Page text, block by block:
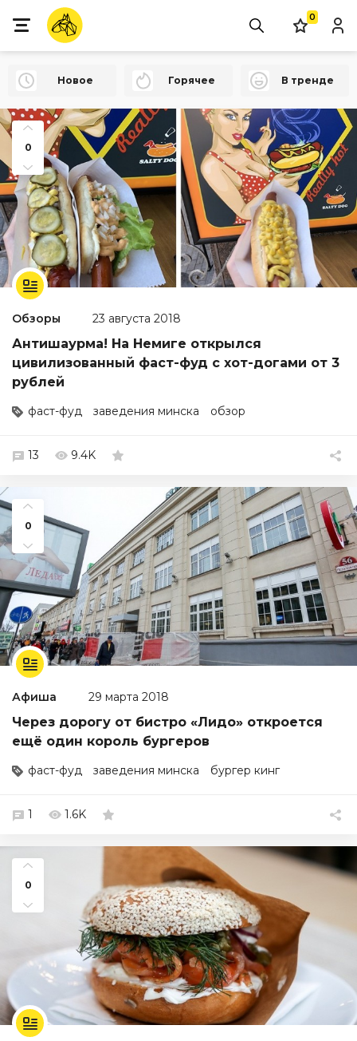
0
Новое Горячее В тренде
0
Обзоры 23 августа 2018
Антишаурма! На Немиге открылся
цивилизованный фаст-фуд с хот-догами от 3
рублей
фаст-фуд заведения минска обзор
13 9.4K
0
Афиша 29 марта 2018
Через дорогу от бистро «Лидо» откроется
ещё один король бургеров
фаст-фуд заведения минска бургер кинг
1 1.6K
0